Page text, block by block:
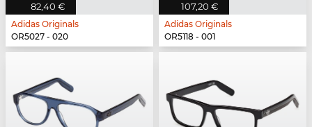
82,40 €
Adidas Originals
OR5027 - 020
107,20 €
Adidas Originals
OR5118 - 001